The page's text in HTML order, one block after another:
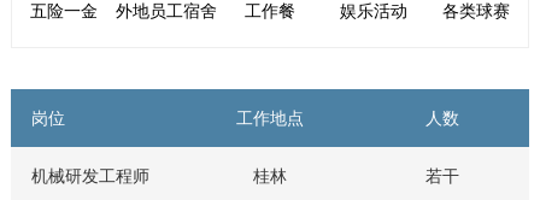
五险一金 外地员工宿舍 工作餐 娱乐活动 各类球赛
岗位 工作地点 人数
机械研发工程师 桂林 若干